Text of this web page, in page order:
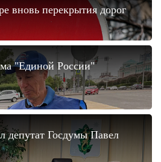
вновь перекрытия дорог
"Единой России"
депутат Госдумы Павел